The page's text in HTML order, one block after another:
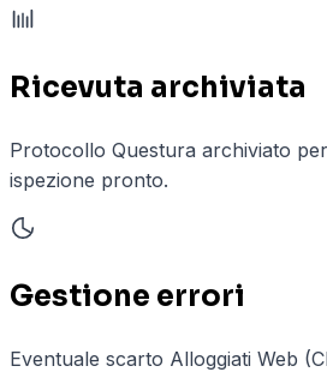
Ricevuta archiviata
Protocollo Questura archiviato
ispezione pronto.
Gestione errori
Eventuale scarto Alloggiati Web